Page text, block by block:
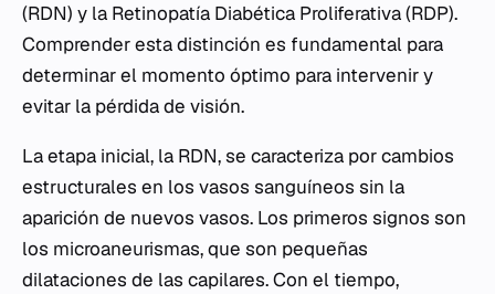
(RDN) y la Retinopatía Diabética Proliferativa (RDP).
Comprender esta distinción es fundamental para
determinar el momento óptimo para intervenir y
evitar la pérdida de visión.
La etapa inicial, la RDN, se caracteriza por cambios
estructurales en los vasos sanguíneos sin la
aparición de nuevos vasos. Los primeros signos son
los microaneurismas, que son pequeñas
dilataciones de las capilares. Con el tiempo,